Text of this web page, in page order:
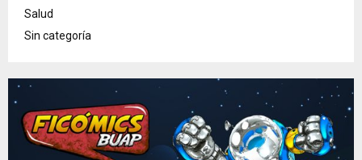
Salud
Sin categoría